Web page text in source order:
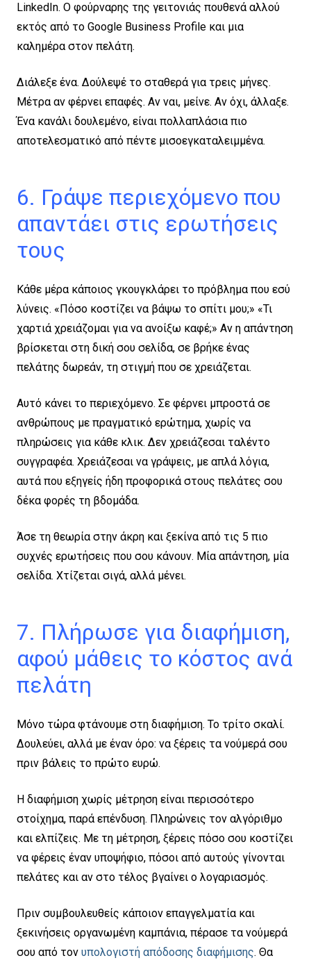
LinkedIn. Ο φούρναρης της γειτονιάς πουθενά αλλού
εκτός από το Google Business Profile και μια
καλημέρα στον πελάτη.
Διάλεξε ένα. Δούλεψέ το σταθερά για τρεις μήνες.
Μέτρα αν φέρνει επαφές. Αν ναι, μείνε. Αν όχι, άλλαξε.
Ένα κανάλι δουλεμένο, είναι πολλαπλάσια πιο
αποτελεσματικό από πέντε μισοεγκαταλειμμένα.
6. Γράψε περιεχόμενο που
απαντάει στις ερωτήσεις
τους
Κάθε μέρα κάποιος γκουγκλάρει το πρόβλημα που εσύ
λύνεις. «Πόσο κοστίζει να βάψω το σπίτι μου;» «Τι
χαρτιά χρειάζομαι για να ανοίξω καφέ;» Αν η απάντηση
βρίσκεται στη δική σου σελίδα, σε βρήκε ένας
πελάτης δωρεάν, τη στιγμή που σε χρειάζεται.
Αυτό κάνει το περιεχόμενο. Σε φέρνει μπροστά σε
ανθρώπους με πραγματικό ερώτημα, χωρίς να
πληρώσεις για κάθε κλικ. Δεν χρειάζεσαι ταλέντο
συγγραφέα. Χρειάζεσαι να γράψεις, με απλά λόγια,
αυτά που εξηγείς ήδη προφορικά στους πελάτες σου
δέκα φορές τη βδομάδα.
Άσε τη θεωρία στην άκρη και ξεκίνα από τις 5 πιο
συχνές ερωτήσεις που σου κάνουν. Μία απάντηση, μία
σελίδα. Χτίζεται σιγά, αλλά μένει.
7. Πλήρωσε για διαφήμιση,
αφού μάθεις το κόστος ανά
πελάτη
Μόνο τώρα φτάνουμε στη διαφήμιση. Το τρίτο σκαλί.
Δουλεύει, αλλά με έναν όρο: να ξέρεις τα νούμερά σου
πριν βάλεις το πρώτο ευρώ.
Η διαφήμιση χωρίς μέτρηση είναι περισσότερο
στοίχημα, παρά επένδυση. Πληρώνεις τον αλγόριθμο
και ελπίζεις. Με τη μέτρηση, ξέρεις πόσο σου κοστίζει
να φέρεις έναν υποψήφιο, πόσοι από αυτούς γίνονται
πελάτες και αν στο τέλος βγαίνει ο λογαριασμός.
Πριν συμβουλευθείς κάποιον επαγγελματία και
ξεκινήσεις οργανωμένη καμπάνια, πέρασε τα νούμερά
σου από τον υπολογιστή απόδοσης διαφήμισης. Θα